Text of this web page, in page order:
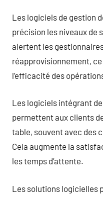
Les logiciels de gestion
précision les niveaux de
alertent les
réapprovisionnement,
l’efficacité des
Les logiciels intégrant
permettent aux clients
table, souvent avec des
Cela augmente la
les temps d’attente.
Les solutions logicielles